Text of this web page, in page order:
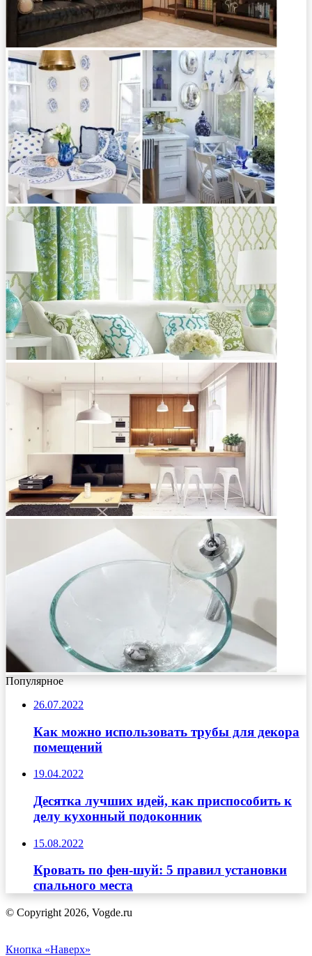
Популярное
26.07.2022
Как можно использовать трубы для декора
помещений
19.04.2022
Десятка лучших идей, как приспособить к
делу кухонный подоконник
15.08.2022
Кровать по фен-шуй: 5 правил установки
спального места
© Copyright 2026, Vogde.ru
Кнопка «Наверх»